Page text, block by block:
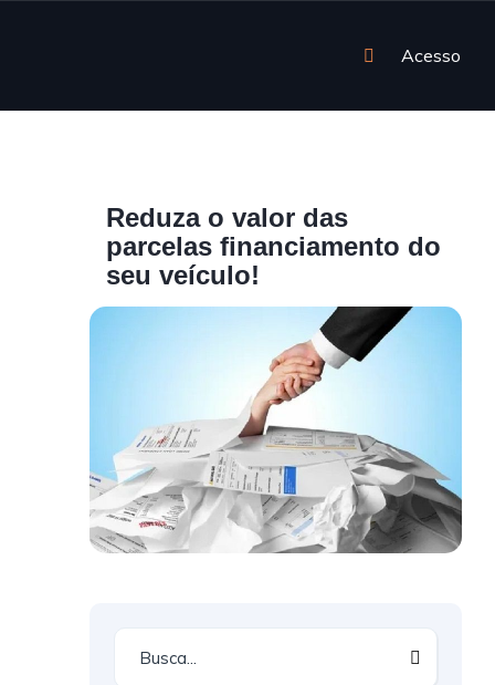
Acesso
Reduza o valor das
parcelas financiamento do
seu veículo!